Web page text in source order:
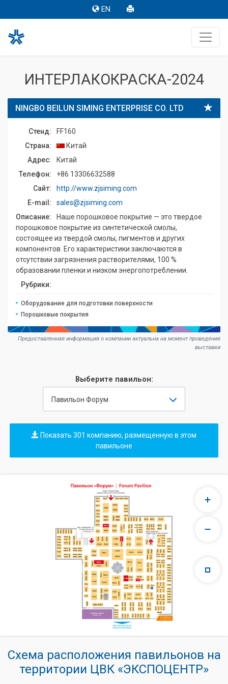
EN
ИНТЕРЛАКОКРАСКА-2024
NINGBO BEILUN SIMING ENTERPRISE CO. LTD
Стенд:
FF160
Страна:
Китай
Адрес:
Китай
Телефон:
+86 13306632588
Сайт:
http://www.zjsiming.com
E-mail:
sales@zjsiming.com
Описание:
Наше порошковое покрытие — это твердое
порошковое покрытие из синтетической смолы,
состоящее из твердой смолы, пигментов и других
компонентов. Его характеристики заключаются в
отсутствии загрязнения растворителями, 100 %
образовании пленки и низком энергопотреблении.
Рубрики:
Оборудование для подготовки поверхности
Порошковые покрытия
Предоставленная информация о компании актуальна на момент проведения
выставки
Выберите павильон:
Павильон Форум
Показать 301 компанию, размещенную в этом
павильоне
Схема расположения павильонов на
территории ЦВК «ЭКСПОЦЕНТР»